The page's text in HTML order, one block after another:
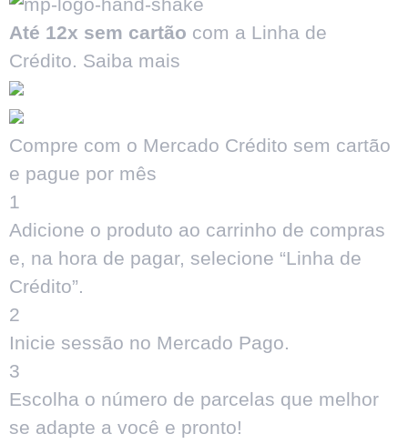
Até 12x sem cartão com a Linha de
Crédito. Saiba mais
Compre com o Mercado Crédito sem cartão
e pague por mês
1
Adicione o produto ao carrinho de compras
e, na hora de pagar, selecione “Linha de
Crédito”.
2
Inicie sessão no Mercado Pago.
3
Escolha o número de parcelas que melhor
se adapte a você e pronto!